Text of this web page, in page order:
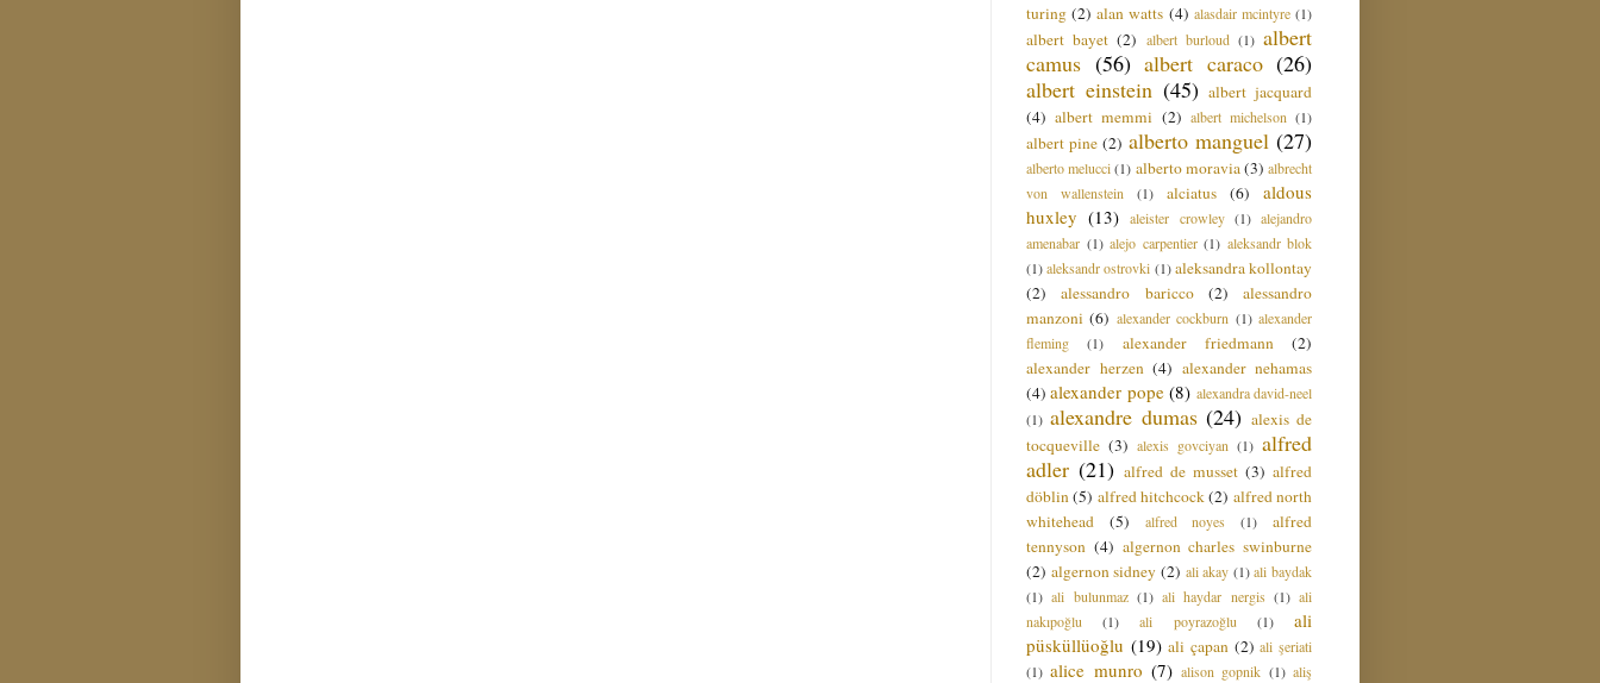
turing (2) alan watts (4) alasdair mcintyre (1)
albert bayet (2) albert burloud (1) albert
camus (56) albert caraco (26)
albert einstein (45) albert jacquard
(4) albert memmi (2) albert michelson (1)
albert pine (2) alberto manguel (27)
alberto melucci (1) alberto moravia (3) albrecht
von wallenstein
(1) alciatus (6)
aldous
huxley (13) aleister crowley (1) alejandro
amenabar (1) alejo carpentier (1) aleksandr blok
(1) aleksandr ostrovki (1) aleksandra kollontay
(2)
alessandro baricco (2)
alessandro
manzoni (6) alexander cockburn (1) alexander
fleming
(1) alexander friedmann
(2)
alexander herzen (4) alexander nehamas
(4) alexander pope (8) alexandra david-neel
(1) alexandre dumas (24) alexis de
tocqueville (3) alexis govciyan (1) alfred
adler (21) alfred de musset (3) alfred
döblin (5) alfred hitchcock(2) alfred north
whitehead
(5) alfred noyes (1)
alfred
tennyson (4) algernon charles swinburne
(2) algernon sidney (2) ali akay (1) ali baydak
(1) ali bulunmaz (1) ali haydar nergis (1) ali
nakıpoğlu
(1) ali poyrazoğlu (1)
ali
püsküllüoğlu (19) ali çapan (2) ali şeriati
(1) alice munro (7) alison gopnik (1) aliş